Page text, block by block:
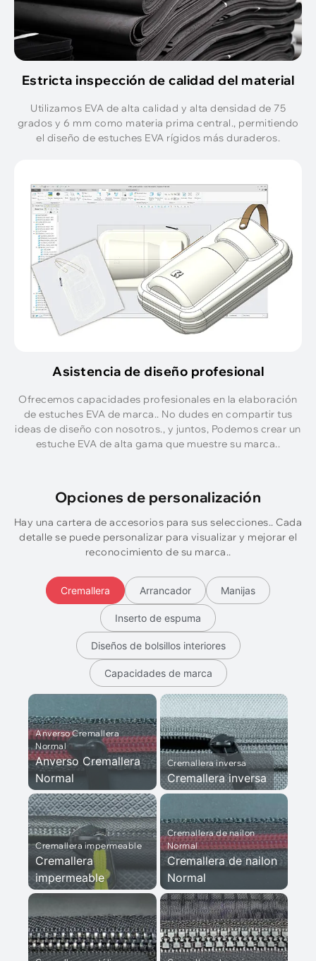
Estricta inspección de calidad del material
Utilizamos EVA de alta calidad y alta densidad de 75
grados y 6 mm como materia prima central., permitiendo
el diseño de estuches EVA rígidos más duraderos.
Asistencia de diseño profesional
Ofrecemos capacidades profesionales en la elaboración
de estuches EVA de marca.. No dudes en compartir tus
ideas de diseño con nosotros., y juntos, Podemos crear un
estuche EVA de alta gama que muestre su marca..
Opciones de personalización
Hay una cartera de accesorios para sus selecciones.. Cada
detalle se puede personalizar para visualizar y mejorar el
reconocimiento de su marca..
Cremallera Arrancador Manijas
Inserto de espuma
Diseños de bolsillos interiores
Capacidades de marca
Anverso Cremallera
Normal
Anverso Cremallera
Normal
Cremallera inversa
Cremallera inversa
Cremallera impermeable
Cremallera
impermeable
Cremallera de nailon
Normal
Cremallera de nailon
Normal